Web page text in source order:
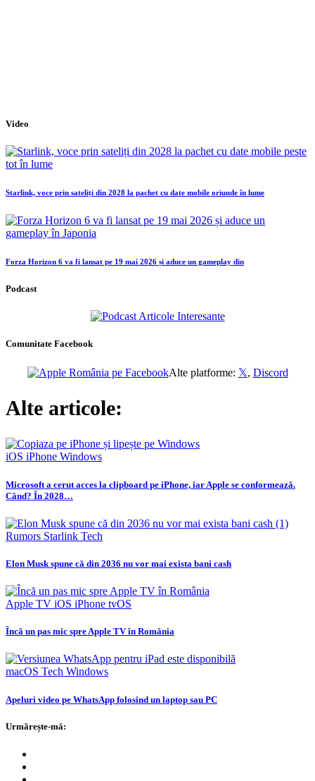
Video
Starlink, voce prin sateliți din 2028 la pachet cu date mobile oriunde în lume
Forza Horizon 6 va fi lansat pe 19 mai 2026 și aduce un gameplay din
Podcast
Comunitate Facebook
Alte platforme: 𝕏, Discord
Alte articole:
iOS iPhone Windows
Microsoft a cerut acces la clipboard pe iPhone, iar Apple se conformează.
Când? În 2028…
Rumors Starlink Tech
Elon Musk spune că din 2036 nu vor mai exista bani cash
Apple TV iOS iPhone tvOS
Încă un pas mic spre Apple TV în România
macOS Tech Windows
Apeluri video pe WhatsApp folosind un laptop sau PC
Urmărește-mă: